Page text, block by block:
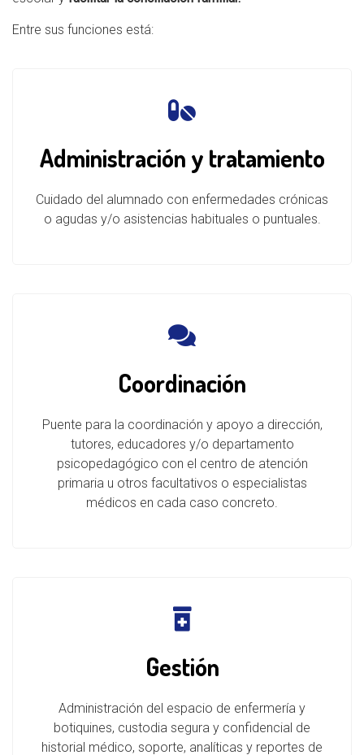
Entre sus funciones está:
Administración y tratamiento
Cuidado del alumnado con enfermedades crónicas
o agudas y/o asistencias habituales o puntuales.
Coordinación
Puente para la coordinación y apoyo a dirección,
tutores, educadores y/o departamento
psicopedagógico con el centro de atención
primaria u otros facultativos o especialistas
médicos en cada caso concreto.
Gestión
Administración del espacio de enfermería y
botiquines, custodia segura y confidencial de
historial médico, soporte, analíticas y reportes de